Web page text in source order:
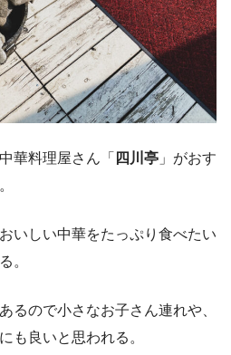
華料理屋さん「 四川亭 」がおす
いしい中華をたっぷり食べたい
。
るので小さなお子さん連れや、
も良いと思われる。